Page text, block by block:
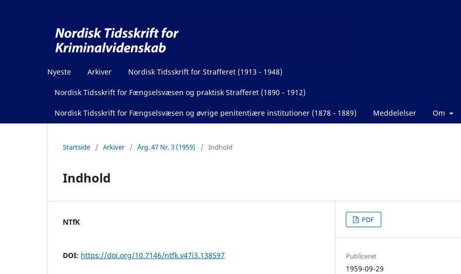
Nyeste Arkiver Nordisk Tidsskrift for Strafferet (1913 - 1948)
Nordisk Tidsskrift for Fængselsvæsen og praktisk Strafferet (1890 - 1912)
Nordisk Tidsskrift for Fængselsvæsen og øvrige penitentiære institutioner (1878 - 1889) Meddelelser Om
Startside / Arkiver / Årg. 47 Nr. 3 (1959) / Indhold
Indhold
NTfK
DOI: https://doi.org/10.7146/ntfk.v47i3.138597
PDF
Publiceret
1959-09-29